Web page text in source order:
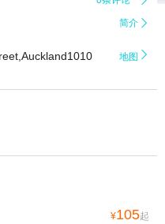
简介 
地图 
¥105起